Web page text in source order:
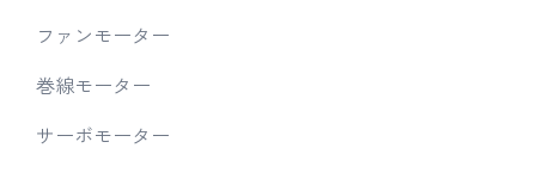
ファンモーター
巻線モーター
サーボモーター